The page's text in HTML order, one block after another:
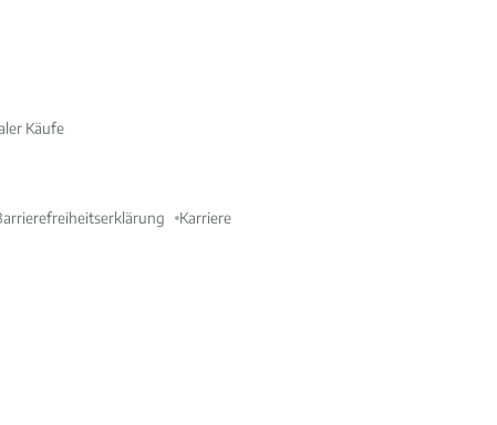
Käufe
Karriere